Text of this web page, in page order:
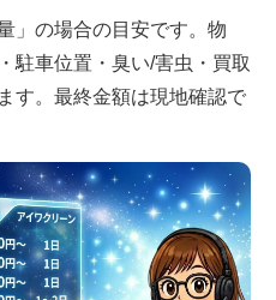
」の場合の目安です。物
駐車位置・臭い/害虫・買取
す。最終金額は現地確認で